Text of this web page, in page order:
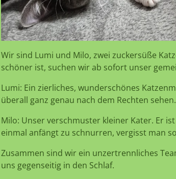
Wir sind Lumi und Milo, zwei zuckersüße
schöner ist, suchen wir ab sofort unser
Lumi: Ein zierliches, wunderschönes
überall ganz genau nach dem Rechten sehen.
Milo: Unser verschmuster kleiner Kater. Er
einmal anfängt zu schnurren, vergisst man
Zusammen sind wir ein unzertrennliches
uns gegenseitig in den Schlaf.